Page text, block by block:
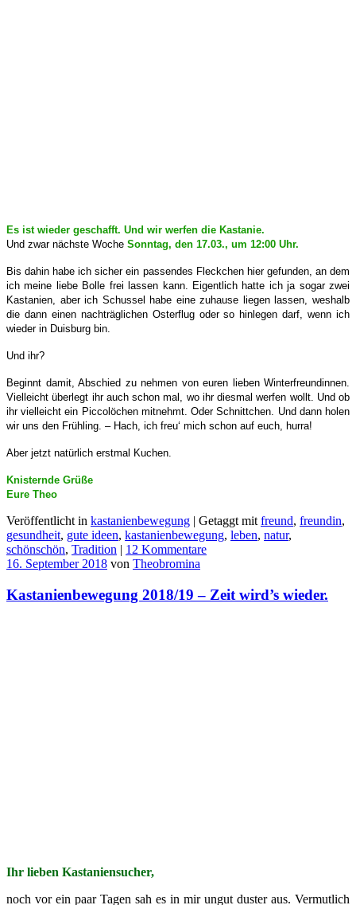
Es ist wieder geschafft. Und wir werfen die Kastanie.
Und zwar nächste Woche Sonntag, den 17.03., um 12:00 Uhr.
Bis dahin habe ich sicher ein passendes Fleckchen hier gefunden, an dem
ich meine liebe Bolle frei lassen kann. Eigentlich hatte ich ja sogar zwei
Kastanien, aber ich Schussel habe eine zuhause liegen lassen, weshalb
die dann einen nachträglichen Osterflug oder so hinlegen darf, wenn ich
wieder in Duisburg bin.
Und ihr?
Beginnt damit, Abschied zu nehmen von euren lieben Winterfreundinnen.
Vielleicht überlegt ihr auch schon mal, wo ihr diesmal werfen wollt. Und ob
ihr vielleicht ein Piccolöchen mitnehmt. Oder Schnittchen. Und dann holen
wir uns den Frühling. – Hach, ich freu‘ mich schon auf euch, hurra!
Aber jetzt natürlich erstmal Kuchen.
Knisternde Grüße
Eure Theo
Veröffentlicht in kastanienbewegung | Getaggt mit freund, freundin,
gesundheit, gute ideen, kastanienbewegung, leben, natur,
schönschön, Tradition | 12 Kommentare
16. September 2018 von Theobromina
Kastanienbewegung 2018/19 – Zeit wird’s wieder.
Ihr lieben Kastaniensucher,
noch vor ein paar Tagen sah es in mir ungut duster aus. Vermutlich